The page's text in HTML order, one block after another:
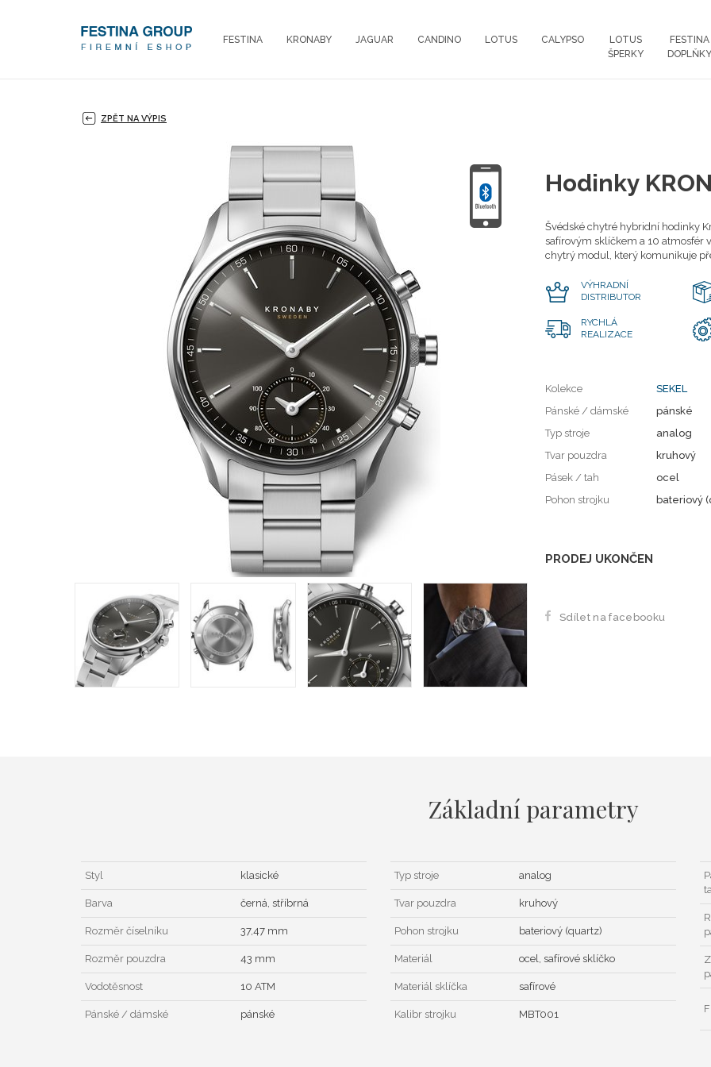
FESTINA KRONABY JAGUAR CANDINO LOTUS CALYPSO
LOTUS
ŠPERKY
FESTINA
DOPLŇKY
ZPĚT NA VÝPIS
Hodinky
Švédské chytré hybridní hodinky
safírovým sklíčkem a 10 atmosfér
chytrý modul, který komunikuje
VÝHRADNÍ
DISTRIBUTOR
RYCHLÁ
REALIZACE
Kolekce
SEKEL
Pánské / dámské
pánské
Typ stroje
analog
Tvar pouzdra
kruhový
Pásek / tah
ocel
Pohon strojku
bateriový
PRODEJ UKONČEN
Sdílet na facebooku
Základní parametry
Styl klasické
Barva černá, stříbrná
Rozměr číselníku 37,47 mm
Rozměr pouzdra 43 mm
Vodotěsnost 10 ATM
Pánské / dámské pánské
Typ stroje analog
Tvar pouzdra kruhový
Pohon strojku bateriový (quartz)
Materiál ocel, safírové sklíčko
Materiál sklíčka safírové
Kalibr strojku MBT001